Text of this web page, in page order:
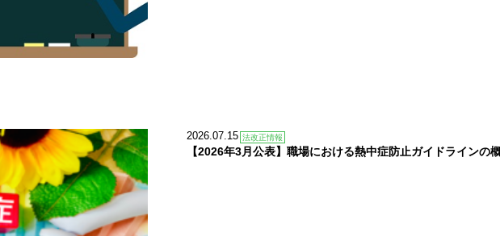
2026.07.15 法改正情報
【2026年3月公表】職場における熱中症防止ガイドラインの